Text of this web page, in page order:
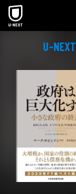
本文へスキップ
U-NEXT